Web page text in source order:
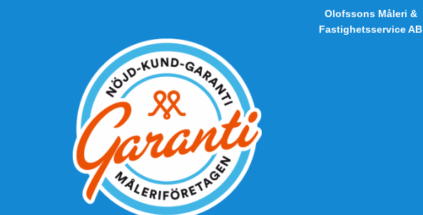
Olofssons Måleri &
Fastighetsservice AB